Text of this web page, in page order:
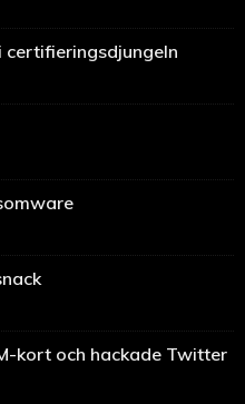
certifieringsdjungeln
kort och hackade Twitter